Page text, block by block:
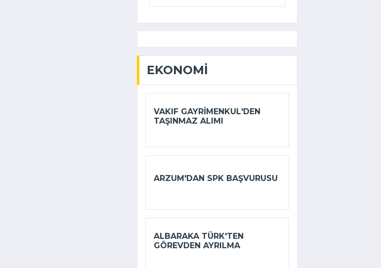
EKONOMI
VAKIF GAYRIMENKUL'DEN
TAŞINMAZ ALIMI
ARZUM'DAN SPK BAŞVURUSU
ALBARAKA TÜRK'TEN
GÖREVDEN AYRILMA